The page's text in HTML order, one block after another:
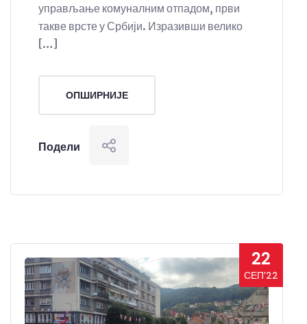
управљање комуналним отпадом, први
такве врсте у Србији. Изразивши велико
[…]
ОПШИРНИЈЕ
Подели
22
СЕП’22